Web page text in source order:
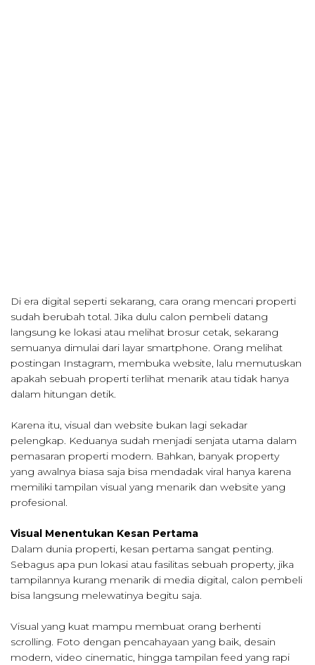
Di era digital seperti sekarang, cara orang mencari properti
sudah berubah total. Jika dulu calon pembeli datang
langsung ke lokasi atau melihat brosur cetak, sekarang
semuanya dimulai dari layar smartphone. Orang melihat
postingan Instagram, membuka website, lalu memutuskan
apakah sebuah properti terlihat menarik atau tidak hanya
dalam hitungan detik.
Karena itu, visual dan website bukan lagi sekadar
pelengkap. Keduanya sudah menjadi senjata utama dalam
pemasaran properti modern. Bahkan, banyak property
yang awalnya biasa saja bisa mendadak viral hanya karena
memiliki tampilan visual yang menarik dan website yang
profesional.
Visual Menentukan Kesan Pertama
Dalam dunia properti, kesan pertama sangat penting.
Sebagus apa pun lokasi atau fasilitas sebuah property, jika
tampilannya kurang menarik di media digital, calon pembeli
bisa langsung melewatinya begitu saja.
Visual yang kuat mampu membuat orang berhenti
scrolling. Foto dengan pencahayaan yang baik, desain
modern, video cinematic, hingga tampilan feed yang rapi